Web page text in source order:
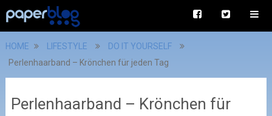
HOME LIFESTYLE
DO IT YOURSELF
Perlenhaarband – Krönchen für jeden Tag
Perlenhaarband – Krönchen für